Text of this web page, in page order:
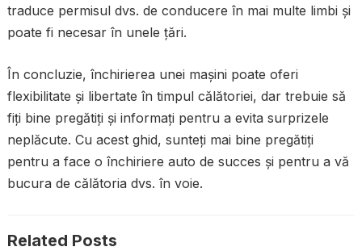
traduce permisul dvs. de conducere în mai multe limbi și
poate fi necesar în unele țări.
În concluzie, închirierea unei mașini poate oferi
flexibilitate și libertate în timpul călătoriei, dar trebuie să
fiți bine pregătiți și informați pentru a evita surprizele
neplăcute. Cu acest ghid, sunteți mai bine pregătiți
pentru a face o închiriere auto de succes și pentru a vă
bucura de călătoria dvs. în voie.
Related Posts